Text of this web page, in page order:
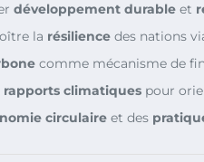
développement durable et
la résilience des nations
comme mécanisme de
rapports climatiques pour
circulaire et des